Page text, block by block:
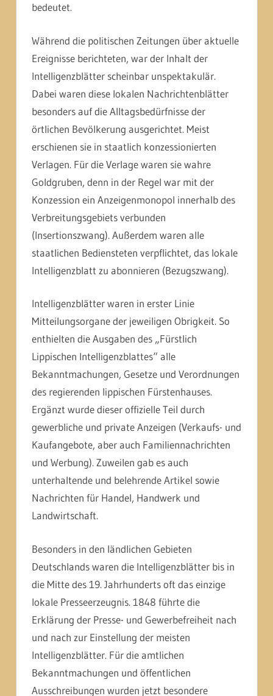
bedeutet.
Während die politischen Zeitungen über aktuelle
Ereignisse berichteten, war der Inhalt der
Intelligenzblätter scheinbar unspektakulär.
Dabei waren diese lokalen Nachrichtenblätter
besonders auf die Alltagsbedürfnisse der
örtlichen Bevölkerung ausgerichtet. Meist
erschienen sie in staatlich konzessionierten
Verlagen. Für die Verlage waren sie wahre
Goldgruben, denn in der Regel war mit der
Konzession ein Anzeigenmonopol innerhalb des
Verbreitungsgebiets verbunden
(Insertionszwang). Außerdem waren alle
staatlichen Bediensteten verpflichtet, das lokale
Intelligenzblatt zu abonnieren (Bezugszwang).
Intelligenzblätter waren in erster Linie
Mitteilungsorgane der jeweiligen Obrigkeit. So
enthielten die Ausgaben des „Fürstlich
Lippischen Intelligenzblattes“ alle
Bekanntmachungen, Gesetze und Verordnungen
des regierenden lippischen Fürstenhauses.
Ergänzt wurde dieser offizielle Teil durch
gewerbliche und private Anzeigen (Verkaufs- und
Kaufangebote, aber auch Familiennachrichten
und Werbung). Zuweilen gab es auch
unterhaltende und belehrende Artikel sowie
Nachrichten für Handel, Handwerk und
Landwirtschaft.
Besonders in den ländlichen Gebieten
Deutschlands waren die Intelligenzblätter bis in
die Mitte des 19. Jahrhunderts oft das einzige
lokale Presseerzeugnis. 1848 führte die
Erklärung der Presse- und Gewerbefreiheit nach
und nach zur Einstellung der meisten
Intelligenzblätter. Für die amtlichen
Bekanntmachungen und öffentlichen
Ausschreibungen wurden jetzt besondere